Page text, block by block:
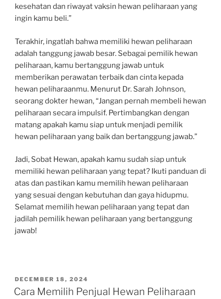
kesehatan dan riwayat vaksin hewan peliharaan yang
ingin kamu beli.”
Terakhir, ingatlah bahwa memiliki hewan peliharaan
adalah tanggung jawab besar. Sebagai pemilik hewan
peliharaan, kamu bertanggung jawab untuk
memberikan perawatan terbaik dan cinta kepada
hewan peliharaanmu. Menurut Dr. Sarah Johnson,
seorang dokter hewan, “Jangan pernah membeli hewan
peliharaan secara impulsif. Pertimbangkan dengan
matang apakah kamu siap untuk menjadi pemilik
hewan peliharaan yang baik dan bertanggung jawab.”
Jadi, Sobat Hewan, apakah kamu sudah siap untuk
memiliki hewan peliharaan yang tepat? Ikuti panduan di
atas dan pastikan kamu memilih hewan peliharaan
yang sesuai dengan kebutuhan dan gaya hidupmu.
Selamat memilih hewan peliharaan yang tepat dan
jadilah pemilik hewan peliharaan yang bertanggung
jawab!
POSTED
ON
DECEMBER 18, 2024
Cara Memilih Penjual Hewan Peliharaan